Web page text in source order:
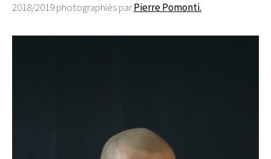
2018/2019 photographiés parPierre Pomonti.